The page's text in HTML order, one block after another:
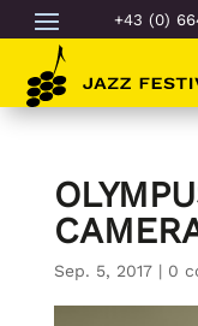
+43 (0)
Sep. 5, 2017| 0